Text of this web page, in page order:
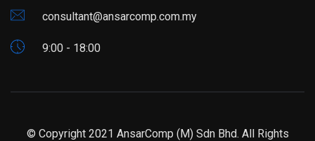
consultant@ansarcomp.com.my
9:00 - 18:00
© Copyright 2021 AnsarComp (M) Sdn Bhd. All Rights